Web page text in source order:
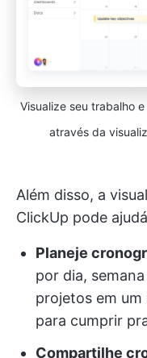
Visualize seu trabalho
através da
Além disso, a
ClickUp pode
Planeje
por dia,
projetos em um
para cumprir
Compartilhe